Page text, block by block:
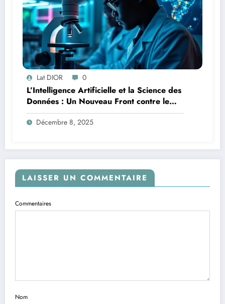
Lat DIOR 0
L’Intelligence Artificielle et la Science des
Données : Un Nouveau Front contre le
Paludisme en Afrique
Décembre 8, 2025
LAISSER UN COMMENTAIRE
Commentaires
Nom